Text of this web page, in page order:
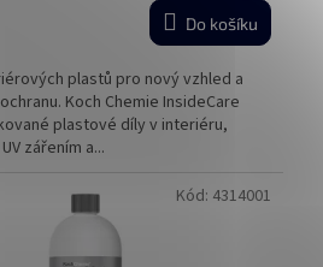
Do košíku
plastů pro nový vzhled a
Koch Chemie InsideCare
plastové díly v interiéru,
zářením a...
Kód: 4314001